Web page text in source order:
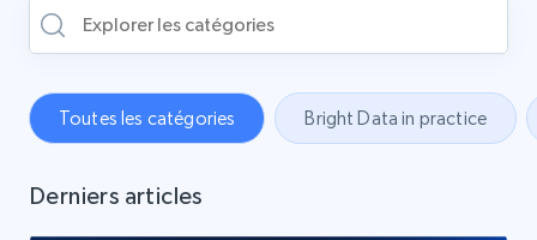
Toutes les catégories Bright Data in practice
Derniers articles